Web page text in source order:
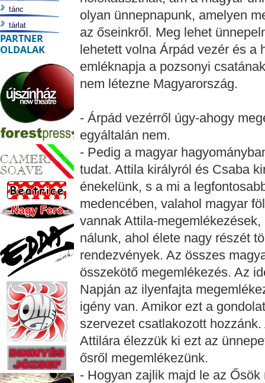
olyan ünnepnapunk, amelyen
az őseinkről. Meg lehet
lehetett volna Árpád vezér és a
emléknapja a pozsonyi
nem létezne Magyarország.
- Árpád vezérről úgy-ahogy
egyáltalán nem.
- Pedig a magyar
tudat. Attila királyról és Csaba
énekelünk, s a mi a
medencében, valahol magyar
vannak Attila-
nálunk, ahol élete nagy részét
rendezvények. Az összes
összekötő megemlékezés. Az
Napján az ilyenfajta
igény van. Amikor ezt a
szervezet csatlakozott
Attilára élezzük ki ezt az
ősről megemlékezünk.
- Hogyan zajlik majd le az
tánc
tárlat
PARTNER
OLDALAK